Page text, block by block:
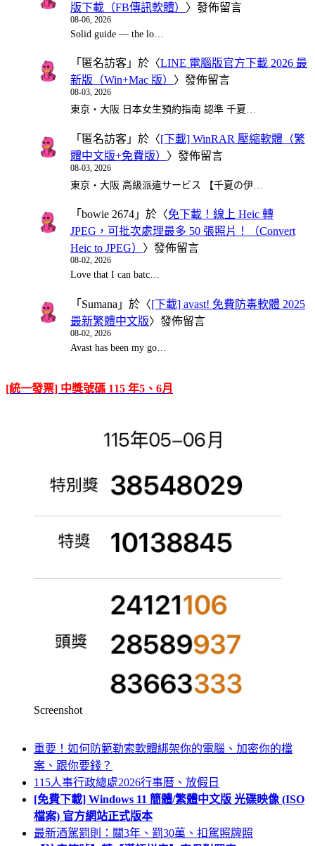
版下載（FB傳訊軟體） 〉發佈留言
08-06, 2026
Solid guide — the lo…
「 匿名訪客 」於〈LINE 電腦版官方下載 2026 最
新版（Win+Mac 版） 〉發佈留言
08-03, 2026
東京・大阪 日本女生預約指南 認準 千夏…
「 匿名訪客 」於〈[下載] WinRAR 壓縮軟體（繁
體中文版+免費版） 〉發佈留言
08-03, 2026
東京・大阪 高級派遣サービス 【千夏の伊…
「 bowie 2674 」於〈免下載！線上 Heic 轉
JPEG，可批次處理最多 50 張照片！（Convert
Heic to JPEG） 〉發佈留言
08-02, 2026
Love that I can batc…
「 Sumana 」於〈[下載] avast! 免費防毒軟體 2025
最新繁體中文版〉發佈留言
08-02, 2026
Avast has been my go…
[統一發票] 中獎號碼 115 年5、6月
Screenshot
重要！如何防範勒索軟體綁架你的電腦、加密你的檔
案、跟你要錢？
115人事行政總處2026行事曆、放假日
[免費下載] Windows 11 簡體/繁體中文版 光碟映像 (ISO
檔案) 官方網站正式版本
最新酒駕罰則：關3年、罰30萬、扣駕照牌照